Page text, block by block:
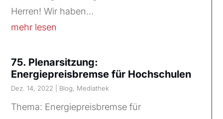
Herren! Wir haben...
mehr lesen
75. Plenarsitzung:
Energiepreisbremse für Hochschulen
Dez. 14, 2022 Blog, Mediathek
Thema: Energiepreisbremse für